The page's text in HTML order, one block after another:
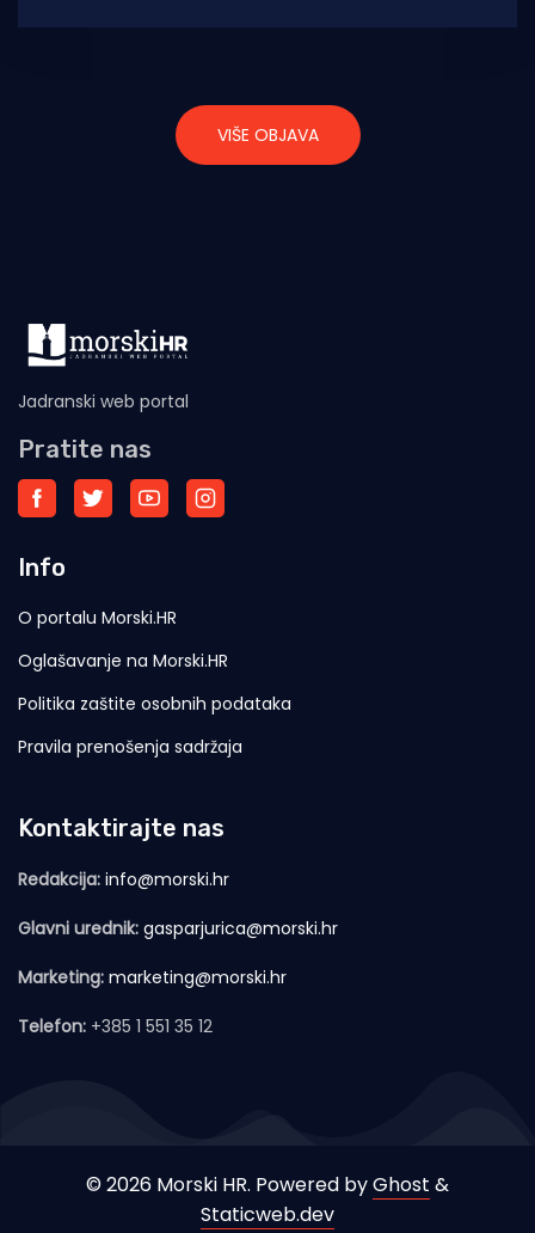
VIŠE OBJAVA
Jadranski web portal
Pratite nas
Info
O portalu Morski.HR
Oglašavanje na Morski.HR
Politika zaštite osobnih podataka
Pravila prenošenja sadržaja
Kontaktirajte nas
Redakcija: info@morski.hr
Glavni urednik: gasparjurica@morski.hr
Marketing: marketing@morski.hr
Telefon: +385 1 551 35 12
© 2026 Morski HR. Powered byGhost &
Staticweb.dev